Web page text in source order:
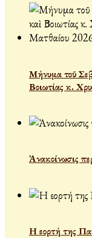
Μήνυμα τοῦ
Βοιωτίας κ.
Ἀνακοίνωσις
Η εορτή της